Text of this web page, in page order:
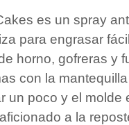
es un spray
para engrasar
horno, gofreras y
con la
un poco y el molde
a la